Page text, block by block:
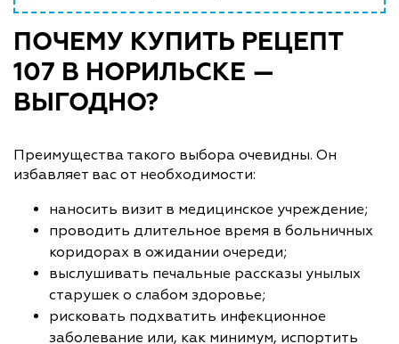
ПОЧЕМУ КУПИТЬ РЕЦЕПТ
107 В НОРИЛЬСКЕ —
ВЫГОДНО?
Преимущества такого выбора очевидны. Он
избавляет вас от необходимости:
наносить визит в медицинское учреждение;
проводить длительное время в больничных
коридорах в ожидании очереди;
выслушивать печальные рассказы унылых
старушек о слабом здоровье;
рисковать подхватить инфекционное
заболевание или, как минимум, испортить